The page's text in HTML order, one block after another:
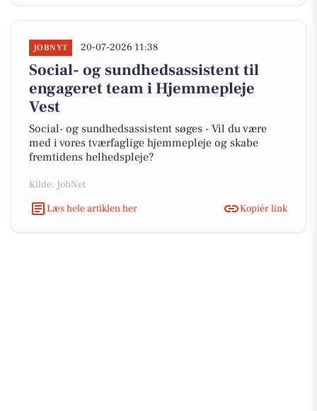
JOBNYT 20-07-2026 11:38
Social- og sundhedsassistent til
engageret team i Hjemmepleje
Vest
Social- og sundhedsassistent søges - Vil du være
med i vores tværfaglige hjemmepleje og skabe
fremtidens helhedspleje?
Kilde: JobNet
Læs hele artiklen her
Kopiér link